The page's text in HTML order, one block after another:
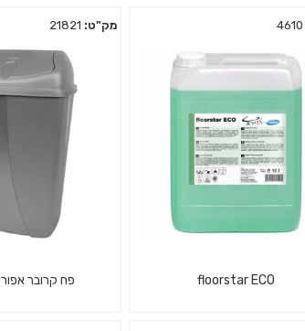
floorstar ECO
מק"ט:
פח קרובר אפור 50 ליטר